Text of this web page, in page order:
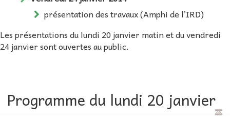
présentation des travaux (Amphi de l’IRD)
Les présentations du lundi 20 janvier matin et du vendredi
24 janvier sont ouvertes au public.
Programme du lundi 20 janvier